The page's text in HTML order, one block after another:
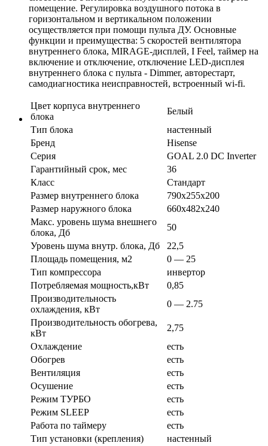
помещение. Регулировка воздушного потока в
горизонтальном и вертикальном положении
осуществляется при помощи пульта ДУ. Основные
функции и преимущества: 5 скоростей вентилятора
внутреннего блока, MIRAGE-дисплей, I Feel, таймер на
включение и отключение, отключение LED-дисплея
внутреннего блока с пульта - Dimmer, авторестарт,
самодиагностика неисправностей, встроенный wi-fi.
Цвет корпуса внутреннего
блока
Белый
Тип блока
настенный
Бренд
Hisense
Серия
GOAL 2.0 DC Inverter
Гарантийный срок, мес
36
Класс
Стандарт
Размер внутреннего блока
790х255х200
Размер наружного блока
660х482х240
Макс. уровень шума внешнего
блока, Дб
50
Уровень шума внутр. блока, Дб
22,5
Площадь помещения, м2
0 — 25
Тип компрессора
инвертор
Потребляемая мощность,кВт
0,85
Производительность
охлаждения, кВт
0 — 2.75
Производительность обогрева,
кВт
2,75
Охлаждение
есть
Обогрев
есть
Вентиляция
есть
Осушение
есть
Режим ТУРБО
есть
Режим SLEEP
есть
Работа по таймеру
есть
Тип установки (крепления)
настенный